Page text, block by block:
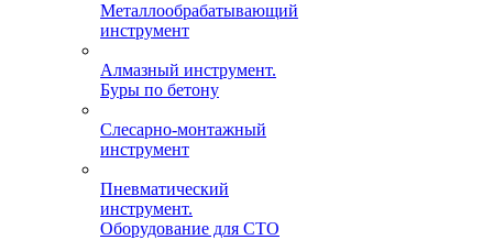
Металлообрабатывающий
инструмент
Алмазный инструмент.
Буры по бетону
Слесарно-монтажный
инструмент
Пневматический
инструмент.
Оборудование для СТО